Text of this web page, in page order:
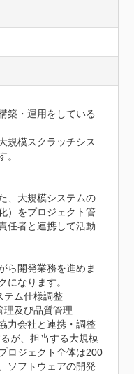
築・運用をしている
規模スクラッチシス
。
、大規模システムの
）をプロジェクト管
任者と連携して活動
ら開発業務を進めま
になります。
ム仕様調整
及び品質管理
会社と連携・調整
が、担当する大規模
ロジェクト全体は200
ソフトウェアの開発